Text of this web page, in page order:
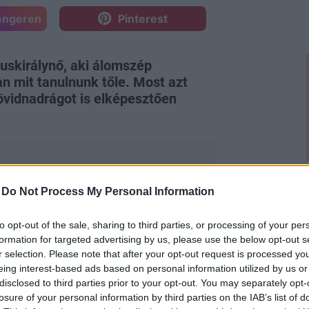
Do Not Process My Personal Information
opt-out of the sale, sharing to third parties, or processing of your
for targeted advertising by us, please use the below opt-out
selection. Please note that after your opt-out request is processed
interest-based ads based on personal information utilized by us
to third parties prior to your opt-out. You may separately
of your personal information by third parties on the IAB’s list of
Pinterest
aki álomszép
mit tanulnunk tőle. Most azt
is elképesztően
a merészebb ruhakölteményektől -
, de a meztelenruhákatis elképesztő
villantotta meg a lehető